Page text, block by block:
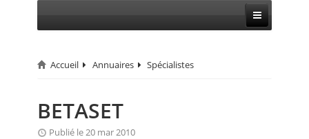
CIRCUIT
RALLYE
MONTAGNE
Accueil Annuaires Spécialistes
BETASET
Publié le 20 mar 2010